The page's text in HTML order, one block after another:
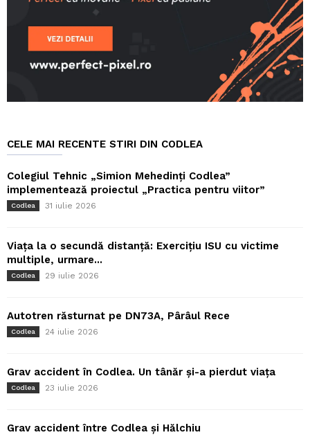
CELE MAI RECENTE STIRI DIN CODLEA
Colegiul Tehnic „Simion Mehedinți Codlea”
implementează proiectul „Practica pentru viitor”
Codlea 31 iulie 2026
Viața la o secundă distanță: Exercițiu ISU cu victime
multiple, urmare...
Codlea 29 iulie 2026
Autotren răsturnat pe DN73A, Pârâul Rece
Codlea 24 iulie 2026
Grav accident în Codlea. Un tânăr și-a pierdut viața
Codlea 23 iulie 2026
Grav accident între Codlea și Hălchiu